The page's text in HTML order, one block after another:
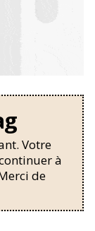
Votre
à
de